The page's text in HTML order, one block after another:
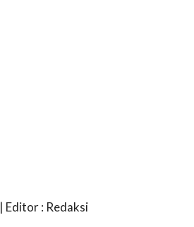
| Editor : Redaksi